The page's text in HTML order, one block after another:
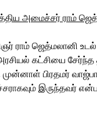
ராம் ஜெத்மலானி
கட்சியை
பிரதமர்
இருந்தவர்